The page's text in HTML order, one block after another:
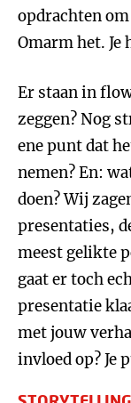
opdrachten
Omarm het. Je
Er staan in
zeggen? Nog
ene punt dat
nemen? En:
doen? Wij
presentaties,
meest gelikte
gaat er toch
presentatie
met jouw
invloed op? Je